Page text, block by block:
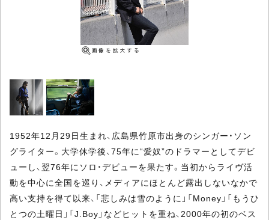
1952年12月29日生まれ、広島県竹原市出身のシンガー・ソン
グライター。大学休学後、75年に“愛奴”のドラマーとしてデビ
ューし、翌76年にソロ・デビューを果たす。当初からライヴ活
動を中心に全国を巡り、メディアにほとんど露出しないなかで
高い支持を得て以来、「悲しみは雪のように」「Money」「もうひ
とつの土曜日」「J.Boy」などヒットを重ね、2000年の初のベス